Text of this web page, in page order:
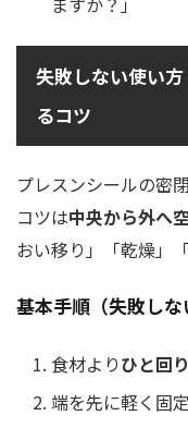
失敗しない使い
るコツ
プレスンシールの密
コツは中央から外へ
おい移り」「乾燥」
基本手順（失敗しな
食材よりひと回
端を先に軽く固